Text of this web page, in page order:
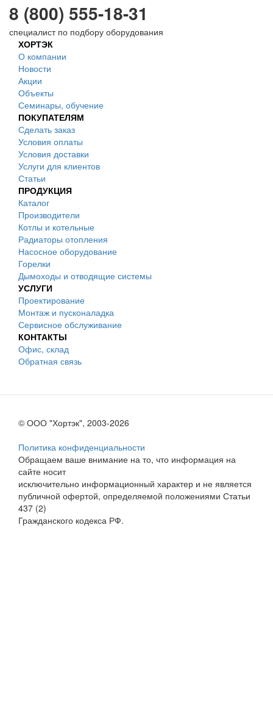
8 (800) 555-18-31
специалист по подбору оборудования
ХОРТЭК
О компании
Новости
Акции
Объекты
Семинары, обучение
ПОКУПАТЕЛЯМ
Сделать заказ
Условия оплаты
Условия доставки
Услуги для клиентов
Статьи
ПРОДУКЦИЯ
Каталог
Производители
Котлы и котельные
Радиаторы отопления
Насосное оборудование
Горелки
Дымоходы и отводящие системы
УСЛУГИ
Проектирование
Монтаж и пусконаладка
Сервисное обслуживание
КОНТАКТЫ
Офис, склад
Обратная связь
© ООО "Хортэк", 2003-2026
Политика конфиденциальности
Обращаем ваше внимание на то, что информация на
сайте носит
исключительно информационный характер и не является
публичной офертой, определяемой положениями Статьи
437 (2)
Гражданского кодекса РФ.